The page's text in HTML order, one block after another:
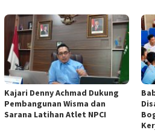
Kajari Denny Achmad Dukung
Pembangunan Wisma dan
Sarana Latihan Atlet NPCI